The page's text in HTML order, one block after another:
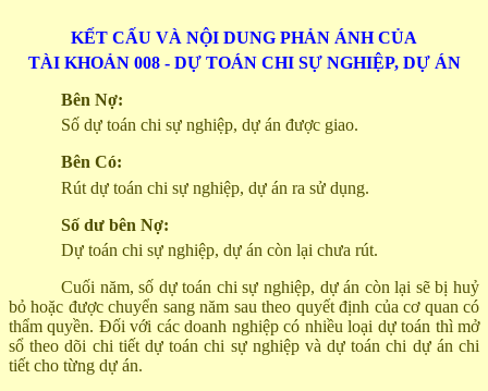
KẾT CẤU VÀ NỘI DUNG PHẢN ÁNH CỦA
TÀI KHOẢN 008 - DỰ TOÁN CHI SỰ NGHIỆP, DỰ ÁN
Bên Nợ:
Số dự toán chi sự nghiệp, dự án được giao.
Bên Có:
Rút dự toán chi sự nghiệp, dự án ra sử dụng.
Số dư bên Nợ:
Dự toán chi sự nghiệp, dự án còn lại chưa rút.
Cuối năm, số dự toán chi sự nghiệp, dự án còn lại sẽ bị huỷ
bỏ hoặc được chuyển sang năm sau theo quyết định của cơ quan có
thẩm quyền. Đối với các doanh nghiệp có nhiều loại dự toán thì mở
sổ theo dõi chi tiết dự toán chi sự nghiệp và dự toán chi dự án chi
tiết cho từng dự án.